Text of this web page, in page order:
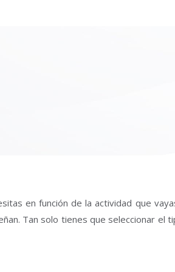
en función de la actividad que
Tan solo tienes que seleccionar